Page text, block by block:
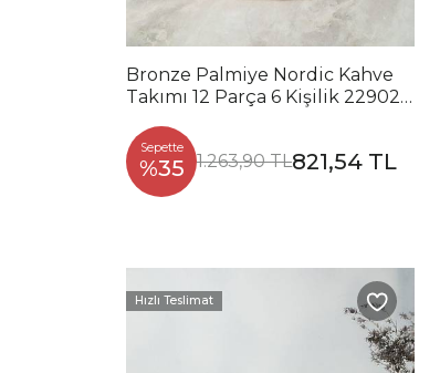
Bronze Palmiye Nordic Kahve
Takımı 12 Parça 6 Kişilik 22902-
Sepette
%35 1.263,90 TL821,54 TL
Hızlı Teslimat